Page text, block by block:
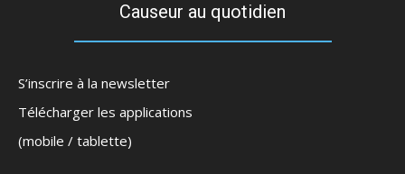
Causeur au quotidien
S’inscrire à la newsletter
Télécharger les applications
(mobile / tablette)